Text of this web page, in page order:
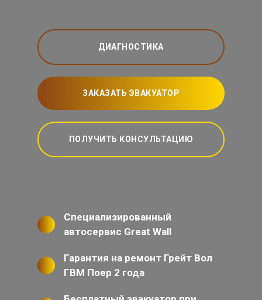
ДИАГНОСТИКА
ЗАКАЗАТЬ ЭВАКУАТОР
ПОЛУЧИТЬ КОНСУЛЬТАЦИЮ
Специализированный
автосервис Great Wall
Гарантия на ремонт Грейт Вол
ГВМ Поер 2 года